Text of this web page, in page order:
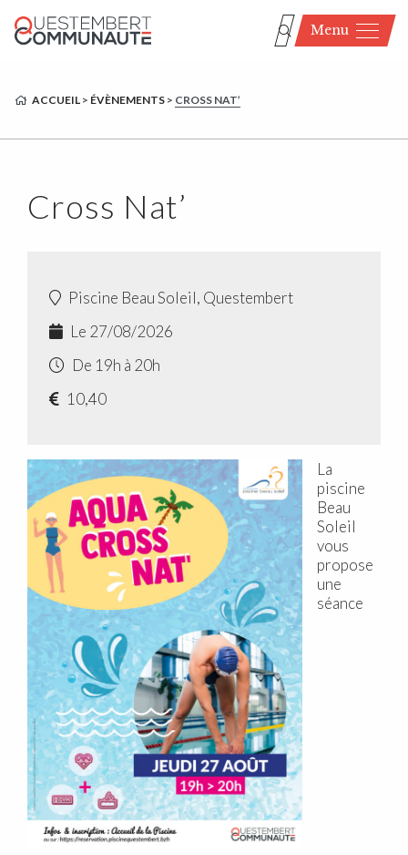
Menu
ACCUEIL > ÉVÈNEMENTS > CROSS NAT’
Cross Nat’
Piscine Beau Soleil, Questembert
Le 27/08/2026
De 19h à 20h
10,40
La
piscine
Beau
Soleil
vous
propose
une
séance